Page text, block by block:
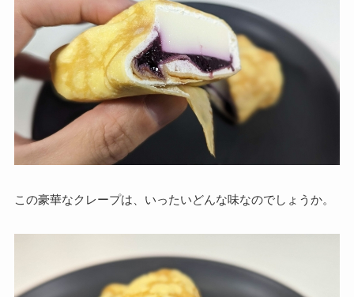
この豪華なクレープは、いったいどんな味なのでしょうか。